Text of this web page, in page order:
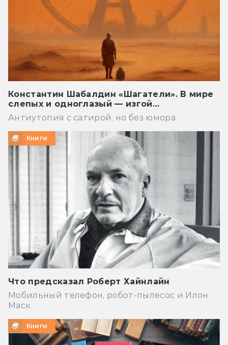
Константин Шабалдин «Шагатели». В мире
слепых и одноглазый — изгой…
Антиутопия с сатирой, но без юмора
Книги
Что предсказал Роберт Хайнлайн
Мобильный телефон, робот-пылесос и Илон
Маск
Книги